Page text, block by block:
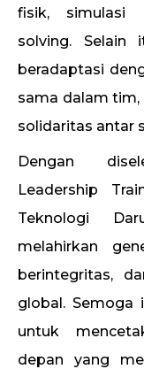
fisik, simulasi
solving. Selain
beradaptasi
sama dalam tim,
solidaritas antar
Dengan
Leadership
Teknologi
melahirkan
berintegritas,
global. Semoga
untuk
depan yang